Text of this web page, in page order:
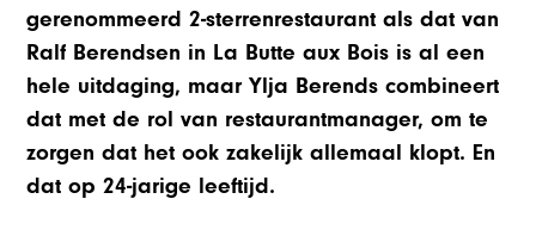
gerenommeerd 2-sterrenrestaurant als dat van
Ralf Berendsen in La Butte aux Bois is al een
hele uitdaging, maar Ylja Berends combineert
dat met de rol van restaurantmanager, om te
zorgen dat het ook zakelijk allemaal klopt. En
dat op 24-jarige leeftijd.